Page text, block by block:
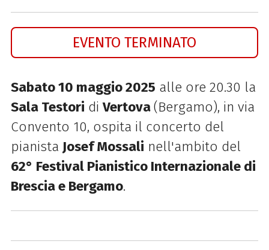
EVENTO TERMINATO
Sabato 10 maggio 2025 alle ore 20.30 la
Sala Testori diVertova(Bergamo), in via
Convento 10, ospita il concerto del
pianista Josef Mossali nell'ambito del
62° Festival Pianistico Internazionale di
Brescia e Bergamo.